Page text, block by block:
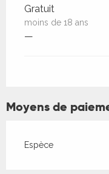
Gratuit
moins de 18 ans
—
Moyens de
Espèce